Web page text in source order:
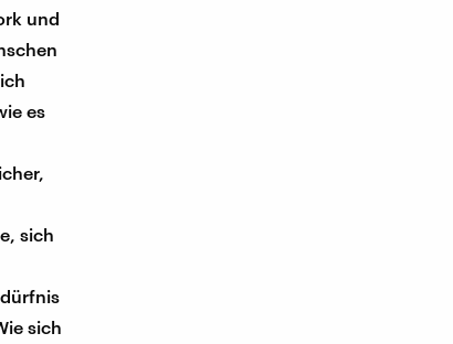
und
es
sich
sich